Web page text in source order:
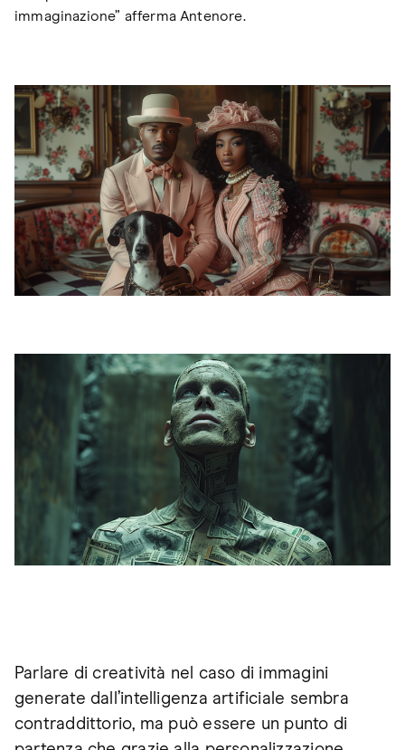
immaginazione” afferma Antenore.
Parlare di creatività nel caso di immagini
generate dall’intelligenza artificiale sembra
contraddittorio, ma può essere un punto di